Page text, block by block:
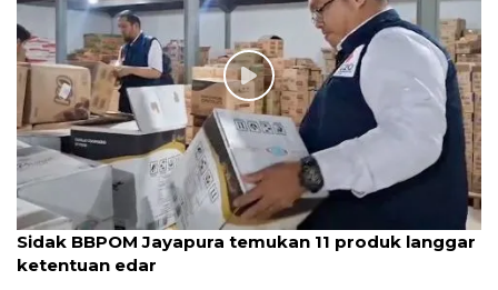
Sidak BBPOM Jayapura temukan 11 produk langgar
ketentuan edar